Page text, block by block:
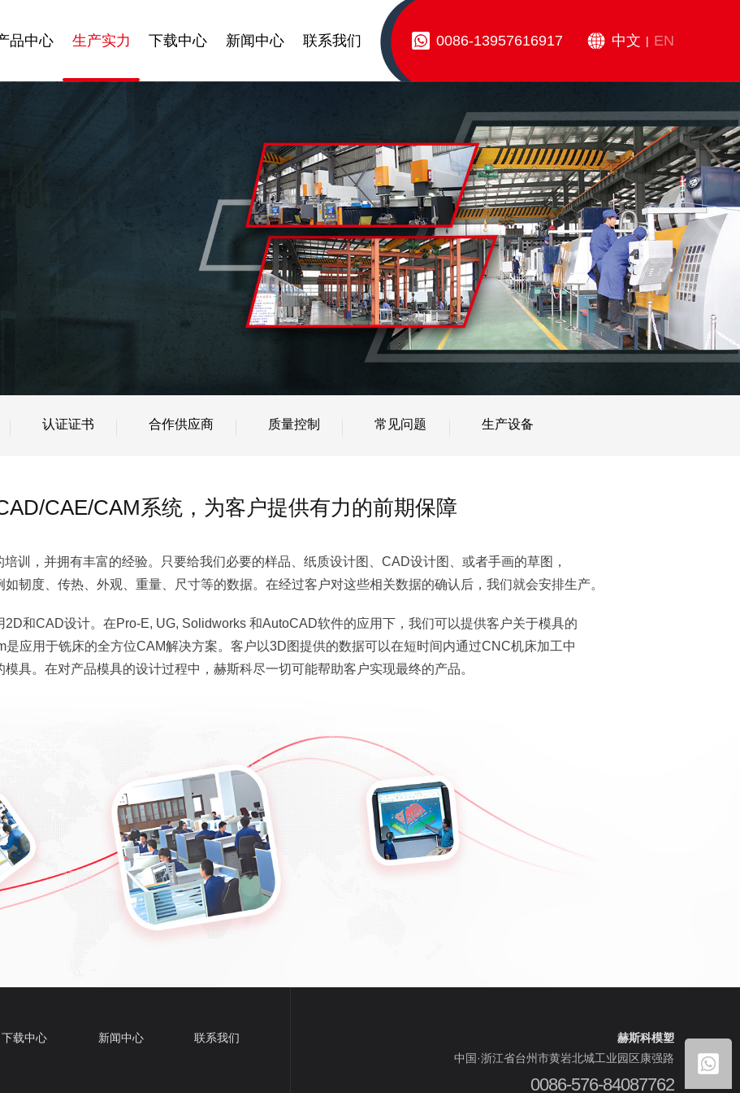
品中心 生产实力 下载中心 新闻中心 联系我们 0086-13957616917 中文 | EN
认证证书 合作供应商 质量控制 常见问题 生产设备
CAE/CAM系统，为客户提供有力的前期保障
训，并拥有丰富的经验。只要给我们必要的样品、纸质设计图、CAD设计图、或者手画的草图，
韧度、传热、外观、重量、尺寸等的数据。在经过客户对这些相关数据的确认后，我们就会安排生产。
和CAD设计。在Pro-E, UG, Solidworks 和AutoCAD软件的应用下，我们可以提供客户关于模具的
是应用于铣床的全方位CAM解决方案。客户以3D图提供的数据可以在短时间内通过CNC机床加工中
模具。在对产品模具的设计过程中，赫斯科尽一切可能帮助客户实现最终的产品。
下载中心 新闻中心 联系我们
赫斯科模塑
中国·浙江省台州市黄岩北城工业园区康强路
0086-576-84087762